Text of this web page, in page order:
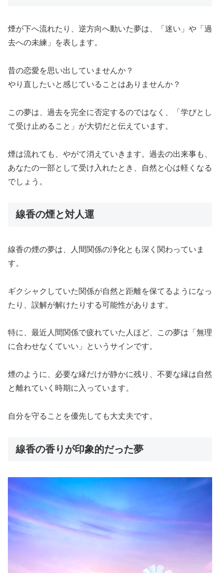
煙が下へ流れたり、逆方向へ動いた夢は、「迷い」や「過
去への未練」を表します。
昔の恋愛を思い出していませんか？
やり直したいと感じていることはありませんか？
この夢は、過去を完全に否定するのではなく、「学びとし
て受け止めること」が大切だと伝えています。
煙は流れても、やがて消えていきます。過去の出来事も、
あなたの一部として受け入れたとき、自然と心は軽くなる
でしょう。
線香の煙と対人運
線香の煙の夢は、人間関係の浄化とも深く関わっていま
す。
ギクシャクしていた関係が自然と距離を保てるようになっ
たり、誤解が解けたりする可能性があります。
特に、最近人間関係で疲れていた人ほど、この夢は「無理
に合わせなくていい」というサインです。
煙のように、必要な縁だけが静かに残り、不要な縁は自然
と離れていく時期に入っています。
自分を守ることを優先しても大丈夫です。
線香の香りが印象的だった夢